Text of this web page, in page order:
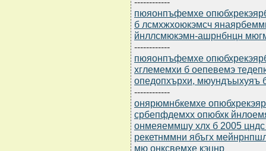
пюяонпъфемхе
б лсмхжхоюкэмсч
йнллсмюкэмн-ашрнбнцн
------------
пюяонпъфемхе
хглемемхи б оепевемэ
опедопхърхи, мюундъыхуяъ
------------
онярюмнбкемхе
србепфдемхх опюбхк
онмеяеммшу хлх б 2005 цндс
рекетнммни ябъгх
мю онксвемхе кэцнр